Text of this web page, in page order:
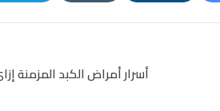
أسرار أمراض الكبد